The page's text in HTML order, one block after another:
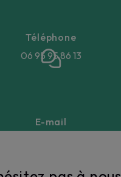
Téléphone
06 95 95 86 13
E-mail